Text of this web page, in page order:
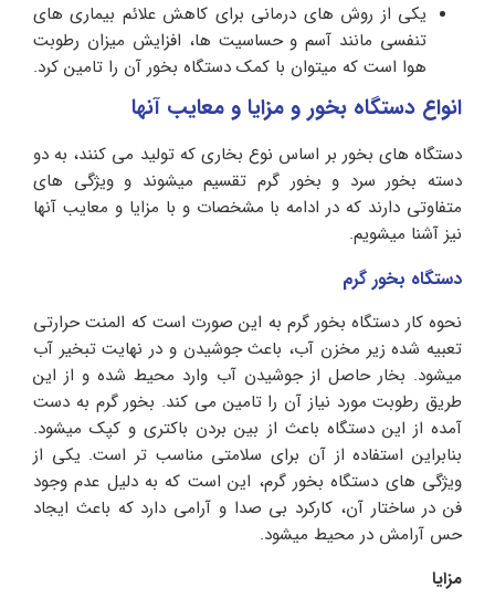
یکی از روش های درمانی برای کاهش علائم بیماری های
تنفسی مانند آسم و حساسیت ها، افزایش میزان رطوبت
هوا است که میتوان با کمک دستگاه بخور آن را تامین کرد.
انواع دستگاه بخور و مزایا و معایب آنها
دستگاه های بخور بر اساس نوع بخاری که تولید می کنند، به دو
دسته بخور سرد و بخور گرم تقسیم میشوند و ویژگی های
متفاوتی دارند که در ادامه با مشخصات و با مزایا و معایب آنها
نیز آشنا میشویم.
دستگاه بخور گرم
نحوه کار دستگاه بخور گرم به این صورت است که المنت حرارتی
تعبیه شده زیر مخزن آب، باعث جوشیدن و در نهایت تبخیر آب
میشود. بخار حاصل از جوشیدن آب وارد محیط شده و از این
طریق رطوبت مورد نیاز آن را تامین می کند. بخور گرم به دست
آمده از این دستگاه باعث از بین بردن باکتری و کپک میشود.
بنابراین استفاده از آن برای سلامتی مناسب تر است. یکی از
ویژگی های دستگاه بخور گرم، این است که به دلیل عدم وجود
فن در ساختار آن، کارکرد بی صدا و آرامی دارد که باعث ایجاد
حس آرامش در محیط میشود.
مزایا